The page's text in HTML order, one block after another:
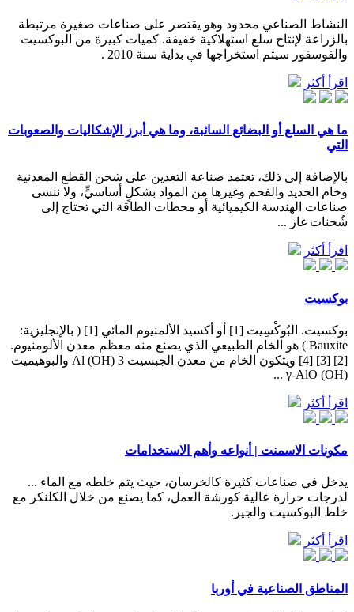
النشاط الصناعي محدود وهو يقتصر على صناعات صغيرة مرتبطة
بالزراعة لإنتاج سلع استهلاكية خفيفة. كميات كبيرة من البوكسيت
والفوسفور سيتم استخراجها في بداية سنة 2010 .
اقرأ أكثر
ما هي السلع أو البضائع السائبة، وما هي أبرز الإشكاليات والصعوبات
التي
بالإضافة إلى ذلك، تعتمد صناعة التعدين على شحن القطع المعدنية
وخام الحديد والفحم وغيرها من المواد بشكلٍ أساسيٍّ، ولا ننسى
صناعات الهندسة الكيميائية أو محطات الطاقة التي تحتاج إلى
شُحنات غاز ...
اقرأ أكثر
بوكسيت
بوكسيت. البُوكْسِيت [1] أو أكسيد الألمنيوم المائي [1] ( بالإنجليزية:
Bauxite )‏ هو الخام الطبيعي الذي يصنع منه معظم معدن الألومنيوم.
[2] [3] [4] ويتكون الخام من معدن الجبسيت Al (OH) 3 والبوهيميت
(γ-AlO (OH ...
اقرأ أكثر
مكونات الاسمنت | أنواعه وأهم الاستخدامات
يدخل في صناعات كثيرة كالخرسان، حيث يتم خلطه مع الماء ...
لدرجات حرارة عالية كورشة العمل، كما يصنع من خلال الكلنكر مع
خلط البوكسيت والجير.
اقرأ أكثر
المناطق الصناعية في أوربا